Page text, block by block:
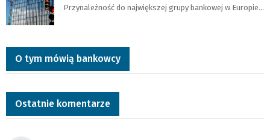
Przynależność do największej grupy bankowej w Europie…
O tym mówią bankowcy
Ostatnie komentarze